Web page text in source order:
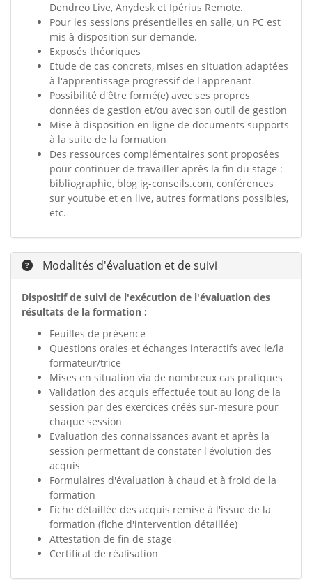
Dendreo Live, Anydesk et Ipérius Remote.
Pour les sessions présentielles en salle, un PC est
mis à disposition sur demande.
Exposés théoriques
Etude de cas concrets, mises en situation adaptées
à l'apprentissage progressif de l'apprenant
Possibilité d'être formé(e) avec ses propres
données de gestion et/ou avec son outil de gestion
Mise à disposition en ligne de documents supports
à la suite de la formation
Des ressources complémentaires sont proposées
pour continuer de travailler après la fin du stage :
bibliographie, blog ig-conseils.com, conférences
sur youtube et en live, autres formations possibles,
etc.
Modalités d'évaluation et de suivi
Dispositif de suivi de l'exécution de l'évaluation des
résultats de la formation :
Feuilles de présence
Questions orales et échanges interactifs avec le/la
formateur/trice
Mises en situation via de nombreux cas pratiques
Validation des acquis effectuée tout au long de la
session par des exercices créés sur-mesure pour
chaque session
Evaluation des connaissances avant et après la
session permettant de constater l'évolution des
acquis
Formulaires d'évaluation à chaud et à froid de la
formation
Fiche détaillée des acquis remise à l'issue de la
formation (fiche d'intervention détaillée)
Attestation de fin de stage
Certificat de réalisation